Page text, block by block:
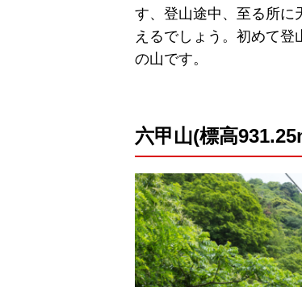
す、登山途中、至る所に
えるでしょう。初めて
の山です。
六甲山(標高